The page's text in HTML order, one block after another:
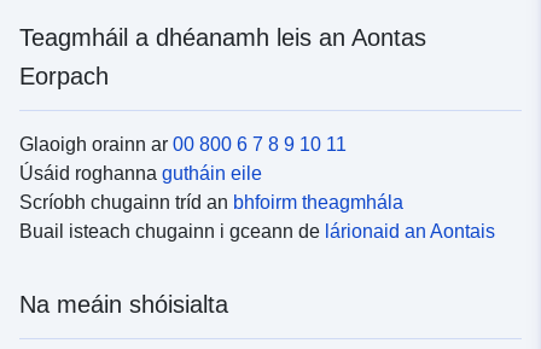
Teagmháil a dhéanamh leis an Aontas
Eorpach
Glaoigh orainn ar 00 800 6 7 8 9 10 11
Úsáid roghanna gutháin eile
Scríobh chugainn tríd an bhfoirm theagmhála
Buail isteach chugainn i gceann de lárionaid an Aontais
Na meáin shóisialta